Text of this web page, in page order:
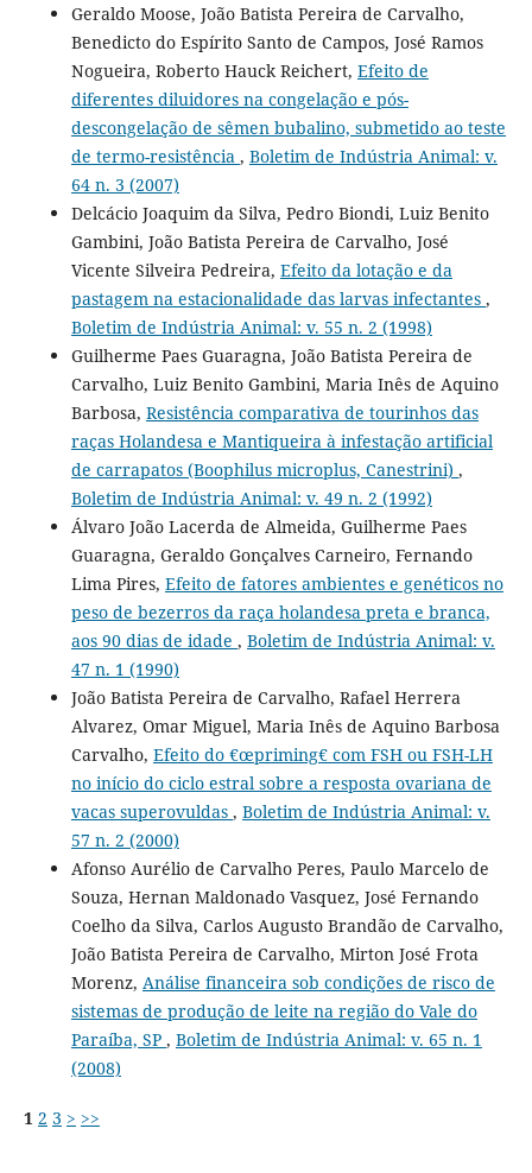
Geraldo Moose, João Batista Pereira de Carvalho,
Benedicto do Espírito Santo de Campos, José Ramos
Nogueira, Roberto Hauck Reichert, Efeito de
diferentes diluidores na congelação e pós-
descongelação de sêmen bubalino, submetido ao teste
de termo-resistência , Boletim de Indústria Animal: v.
64 n. 3 (2007)
Delcácio Joaquim da Silva, Pedro Biondi, Luiz Benito
Gambini, João Batista Pereira de Carvalho, José
Vicente Silveira Pedreira, Efeito da lotação e da
pastagem na estacionalidade das larvas infectantes ,
Boletim de Indústria Animal: v. 55 n. 2 (1998)
Guilherme Paes Guaragna, João Batista Pereira de
Carvalho, Luiz Benito Gambini, Maria Inês de Aquino
Barbosa, Resistência comparativa de tourinhos das
raças Holandesa e Mantiqueira à infestação artificial
de carrapatos (Boophilus microplus, Canestrini) ,
Boletim de Indústria Animal: v. 49 n. 2 (1992)
Álvaro João Lacerda de Almeida, Guilherme Paes
Guaragna, Geraldo Gonçalves Carneiro, Fernando
Lima Pires, Efeito de fatores ambientes e genéticos no
peso de bezerros da raça holandesa preta e branca,
aos 90 dias de idade , Boletim de Indústria Animal: v.
47 n. 1 (1990)
João Batista Pereira de Carvalho, Rafael Herrera
Alvarez, Omar Miguel, Maria Inês de Aquino Barbosa
Carvalho, Efeito do €œpriming€ com FSH ou FSH-LH
no início do ciclo estral sobre a resposta ovariana de
vacas superovuldas , Boletim de Indústria Animal: v.
57 n. 2 (2000)
Afonso Aurélio de Carvalho Peres, Paulo Marcelo de
Souza, Hernan Maldonado Vasquez, José Fernando
Coelho da Silva, Carlos Augusto Brandão de Carvalho,
João Batista Pereira de Carvalho, Mirton José Frota
Morenz, Análise financeira sob condições de risco de
sistemas de produção de leite na região do Vale do
Paraíba, SP , Boletim de Indústria Animal: v. 65 n. 1
(2008)
1 2 3 > >>